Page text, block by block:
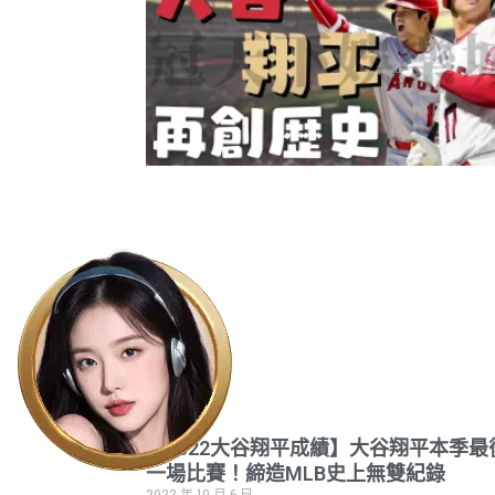
【2022大谷翔平成績】大谷翔平本季最
一場比賽！締造MLB史上無雙紀錄